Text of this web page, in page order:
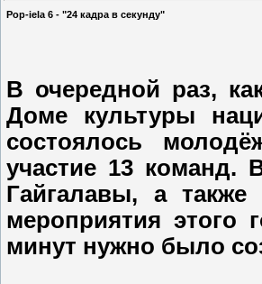
Pop-iela 6 - "24 кадра в секунду"
В очередной раз,
Доме культуры
состоялось
участие 13 команд.
Гайгалавы, а
мероприятия этого
минут нужно было